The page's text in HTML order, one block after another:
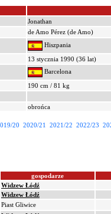
Jonathan
de Amo Pérez (de Amo)
Hiszpania
13 stycznia 1990 (36 lat)
Barcelona
190 cm / 81 kg
obrońca
20 2020/21 2021/22 2022/23
gospodarze
Widzew Łódź
Widzew Łódź
Piast Gliwice